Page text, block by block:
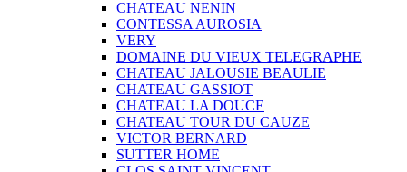
CHATEAU NENIN
CONTESSA AUROSIA
VERY
DOMAINE DU VIEUX TELEGRAPHE
CHATEAU JALOUSIE BEAULIE
CHATEAU GASSIOT
CHATEAU LA DOUCE
CHATEAU TOUR DU CAUZE
VICTOR BERNARD
SUTTER HOME